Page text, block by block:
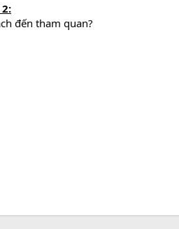
:
đến tham quan?